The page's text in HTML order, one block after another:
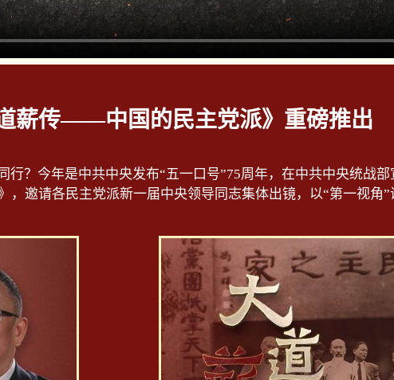
薪传——中国的民主党派》重磅推出
？今年是中共中央发布“五一口号”75周年，在中共中央统战
邀请各民主党派新一届中央领导同志集体出镜，以“第一视角”